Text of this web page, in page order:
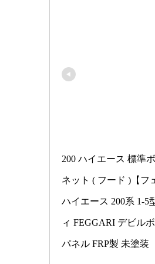
200 ハイエース 標準
ネット ( フード )【フ
ハイエース 200系 1-5
ィ FEGGARI デビル
パネル FRP製 未塗装